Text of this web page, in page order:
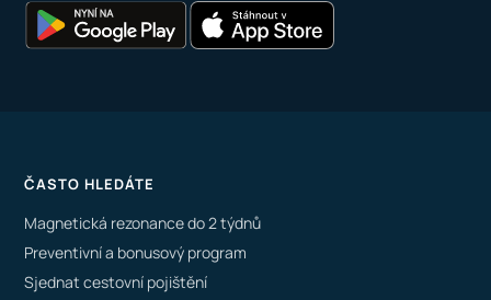
ČASTO HLEDÁTE
Magnetická rezonance do 2 týdnů
Preventivní a bonusový program
Sjednat cestovní pojištění